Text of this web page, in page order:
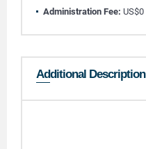
Administration Fee: US$0
Additional Description